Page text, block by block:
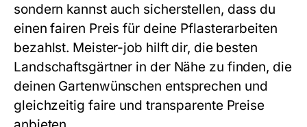
sondern kannst auch sicherstellen, dass du
einen fairen Preis für deine Pflasterarbeiten
bezahlst. Meister-job hilft dir, die besten
Landschaftsgärtner in der Nähe zu finden, die
deinen Gartenwünschen entsprechen und
gleichzeitig faire und transparente Preise